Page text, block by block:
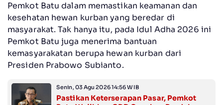
Pemkot Batu dalam memastikan keamanan dan
kesehatan hewan kurban yang beredar di
masyarakat. Tak hanya itu, pada Idul Adha 2026 ini
Pemkot Batu juga menerima bantuan
kemasyarakatan berupa hewan kurban dari
Presiden Prabowo Subianto.
Senin, 03 Agu 2026 14:56 WIB
Pastikan Keterserapan Pasar, Pemkot